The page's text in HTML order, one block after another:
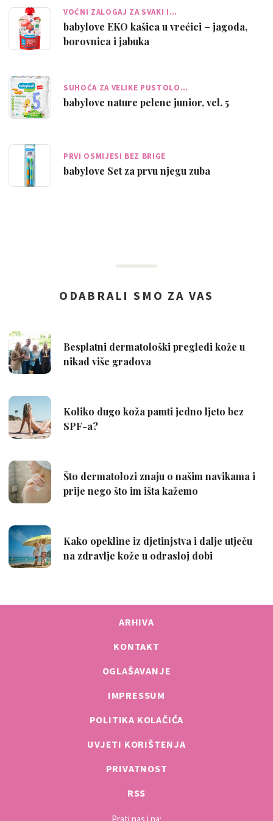
VOĆNI ZALOGAJ ZA SVAKI I…
babylove EKO kašica u vrećici – jagoda,
borovnica i jabuka
SUHOĆA ZA VELIKE PUSTOLO…
babylove nature pelene junior, vel. 5
PRVI OSMIJESI BEZ BRIGE
babylove Set za prvu njegu zuba
ARHIVA
KONTAKT
OGLAŠAVANJE
IMPRESSUM
POLITIKA KOLAČIĆA
UVJETI KORIŠTENJA
PRIVATNOST
RSS
Prati nas i na: